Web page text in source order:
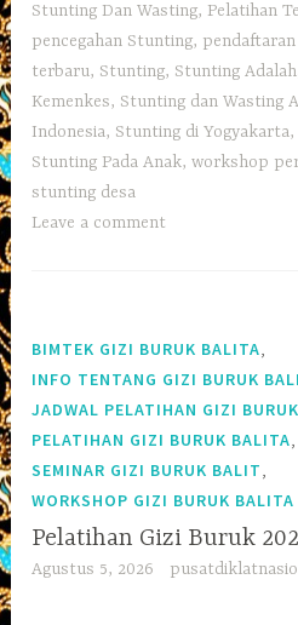
Stunting Dan Wasting, Pelatihan
pencegahan Stunting,
terbaru, Stunting, Stunting Adalah
Kemenkes, Stunting dan Wasting
Indonesia, Stunting di Yogyakarta,
Stunting Pada Anak,workshop
stunting desa
Leave a comment
BIMTEK GIZI BURUK BALITA,
INFO TENTANG GIZI BURUK
JADWAL PELATIHAN GIZI
PELATIHAN GIZI BURUK BALITA,
SEMINAR GIZI BURUK BALIT,
WORKSHOP GIZI BURUK BALITA
Pelatihan Gizi Buruk
Agustus 5, 2026